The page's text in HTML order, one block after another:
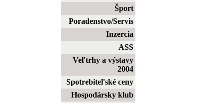
Šport
Poradenstvo/Servis
Inzercia
ASS
Veľtrhy a výstavy
2004
Spotrebiteľské ceny
Hospodársky klub